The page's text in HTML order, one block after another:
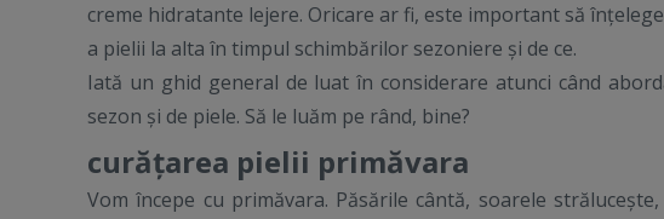
creme hidratante lejere. Oricare ar fi, este important să
a pielii la alta în timpul schimbărilor sezoniere și de ce.
Iată un ghid general de luat în considerare atunci când
sezon și de piele. Să le luăm pe rând, bine?
curățarea pielii primăvara
Vom începe cu primăvara. Păsările cântă, soarele